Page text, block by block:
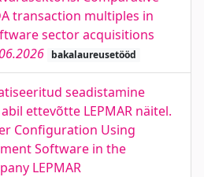
transaction multiples in
sector acquisitions
bakalaureusetööd
seadistamine
ettevõtte LEPMAR näitel.
Configuration Using
Software in the
LEPMAR